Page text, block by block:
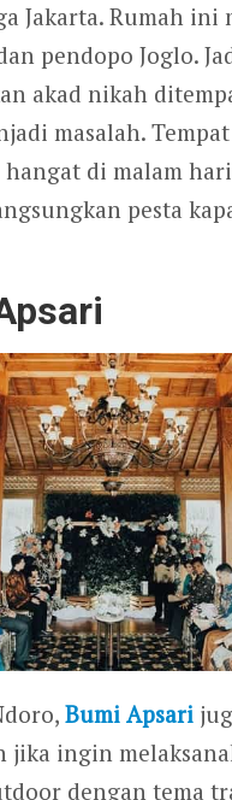
Jakarta. Rumah ini
pendopo Joglo.
akad nikah
masalah.
di malam
pesta
Bumi Apsari
ingin
dengan tema